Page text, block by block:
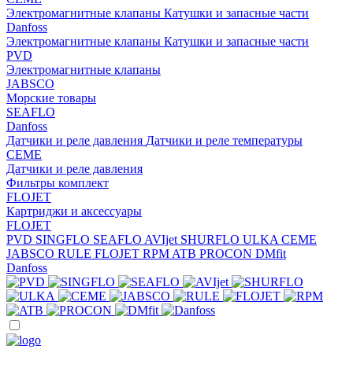
Электромагнитные клапаны Катушки и запасные части
Danfoss
Электромагнитные клапаны Катушки и запасные части
PVD
Электромагнитные клапаны
JABSCO
Морские товары
SEAFLO
Danfoss
Датчики и реле давления Датчики и реле температуры
CEME
Датчики и реле давления
Фильтры комплект
FLOJET
Картриджи и аксессуары
FLOJET
PVD SINGFLO SEAFLO AVIjet SHURFLO ULKA CEME
JABSCO RULE FLOJET RPM ATB PROCON DMfit
Danfoss